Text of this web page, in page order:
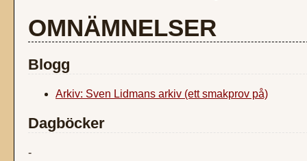
OMNÄMNELSER
Blogg
Arkiv: Sven Lidmans arkiv (ett smakprov på)
Dagböcker
-